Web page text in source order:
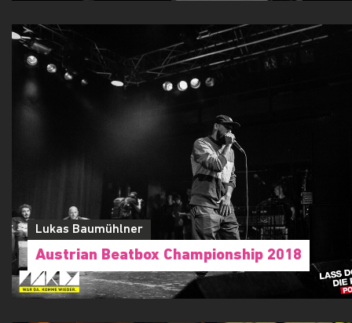
Lukas Baumühlner
Austrian Beatbox Championship 2018